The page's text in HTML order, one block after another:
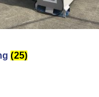
(25)